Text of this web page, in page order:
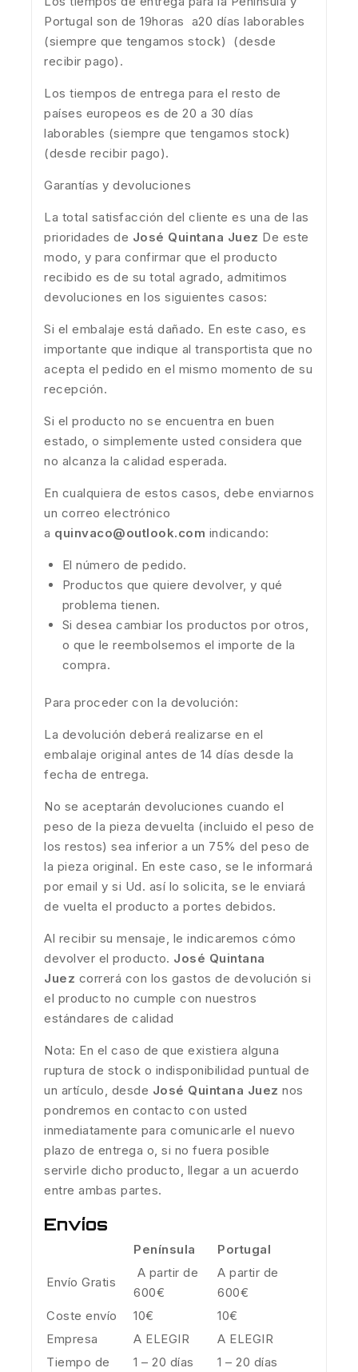
Portugal son de 19horas a20 días laborables
(siempre que tengamos stock) (desde
recibir pago).
Los tiempos de entrega para el resto de
países europeos es de 20 a 30 días
laborables (siempre que tengamos stock)
(desde recibir pago).
Garantías y devoluciones
La total satisfacción del cliente es una de las
prioridades de José Quintana Juez De este
modo, y para confirmar que el producto
recibido es de su total agrado, admitimos
devoluciones en los siguientes casos:
Si el embalaje está dañado. En este caso, es
importante que indique al transportista que no
acepta el pedido en el mismo momento de su
recepción.
Si el producto no se encuentra en buen
estado, o simplemente usted considera que
no alcanza la calidad esperada.
En cualquiera de estos casos, debe enviarnos
un correo electrónico
a quinvaco@outlook.com indicando:
El número de pedido.
Productos que quiere devolver, y qué
problema tienen.
Si desea cambiar los productos por otros,
o que le reembolsemos el importe de la
compra.
Para proceder con la devolución:
La devolución deberá realizarse en el
embalaje original antes de 14 días desde la
fecha de entrega.
No se aceptarán devoluciones cuando el
peso de la pieza devuelta (incluido el peso de
los restos) sea inferior a un 75% del peso de
la pieza original. En este caso, se le informará
por email y si Ud. así lo solicita, se le enviará
de vuelta el producto a portes debidos.
Al recibir su mensaje, le indicaremos cómo
devolver el producto. José Quintana
Juez correrá con los gastos de devolución si
el producto no cumple con nuestros
estándares de calidad
Nota: En el caso de que existiera alguna
ruptura de stock o indisponibilidad puntual de
un artículo, desde José Quintana Juez nos
pondremos en contacto con usted
inmediatamente para comunicarle el nuevo
plazo de entrega o, si no fuera posible
servirle dicho producto, llegar a un acuerdo
entre ambas partes.
Envíos
Península Portugal
Envío Gratis
A partir de
600€
A partir de
600€
Coste envío
10€
10€
Empresa
A ELEGIR
A ELEGIR
Tiempo de
1 – 20 días
1 – 20 días